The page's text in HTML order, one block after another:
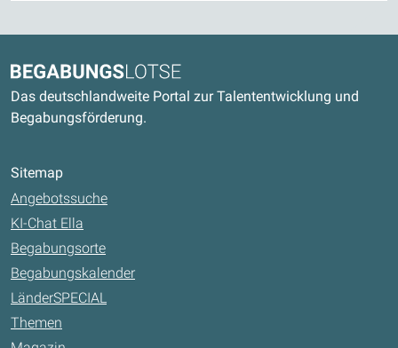
Begabungslotse
Das deutschlandweite Portal zur Talententwicklung und
Begabungsförderung.
Sitemap
Angebotssuche
KI-Chat Ella
Begabungsorte
Begabungskalender
LänderSPECIAL
Themen